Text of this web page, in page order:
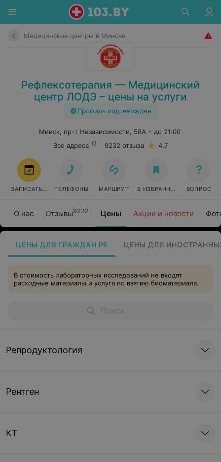
Медицинские центры в Минске
Рефлексотерапия — Медицинский
центр ЛОДЭ – цены на услуги
Профиль подтвержден
О нас Отзывы9232 Цены Акции и новости
Минск, пр-т Независимости, 58А
до 21:00
Все адреса 12 9232 отзыва 4.7
ЗАПИСАТЬСЯ ТЕЛЕФОНЫ МАРШРУТ В ИЗБРАННОЕ ВОПРОС
ЦЕНЫ ДЛЯ ГРАЖДАН РБ ЦЕНЫ ДЛЯ
В стоимость лабораторных исследований не входят
расходные материалы и услуга по взятию биоматериала.
Репродуктология
Рентген
КТ